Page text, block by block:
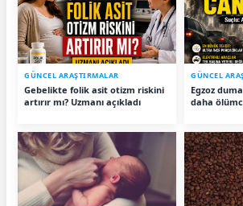
GÜNCEL ARAŞTIRMALAR
Gebelikte folik asit otizm riskini
artırır mı? Uzmanı açıkladı
GÜNCEL
Egzoz
daha